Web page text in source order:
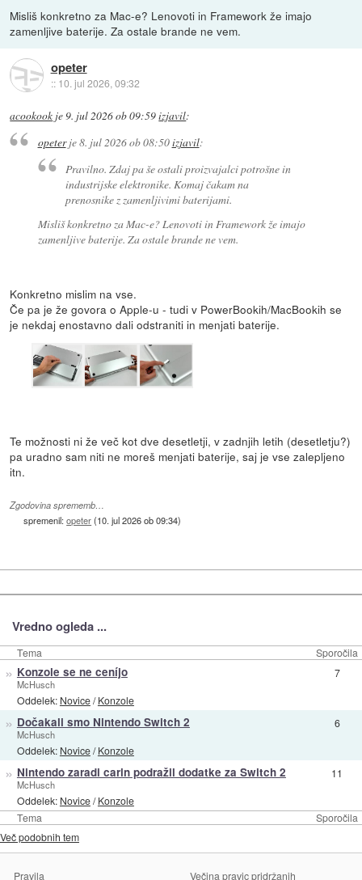
Misliš konkretno za Mac-e? Lenovoti in Framework že imajo
zamenljive baterije. Za ostale brande ne vem.
opeter
:: 10. jul 2026, 09:32
acookook je9. jul 2026 ob 09:59izjavil:
opeterje8. jul 2026 ob 08:50izjavil:
Pravilno. Zdaj pa še ostali proizvajalci potrošne in
industrijske elektronike. Komaj čakam na
prenosnike z zamenljivimi baterijami.
Misliš konkretno za Mac-e? Lenovoti in Framework že imajo
zamenljive baterije. Za ostale brande ne vem.
Konkretno mislim na vse.
Če pa je že govora o Apple-u - tudi v PowerBookih/MacBookih se
je nekdaj enostavno dali odstraniti in menjati baterije.
Te možnosti ni že več kot dve desetletji, v zadnjih letih (desetletju?)
pa uradno sam niti ne moreš menjati baterije, saj je vse zalepljeno
itn.
Zgodovina sprememb…
spremenil:opeter(10. jul 2026 ob 09:34)
Vredno ogleda ...
Tema Sporočila
Tema Sporočila
» Konzole se ne ceníjo
McHusch
Oddelek: Novice/Konzole
7
» Dočakali smo Nintendo Switch 2
McHusch
Oddelek: Novice/Konzole
6
» Nintendo zaradi carin podražil dodatke za Switch 2
McHusch
Oddelek: Novice/Konzole
11
Več podobnih tem
Pravila Večina pravic pridržanih